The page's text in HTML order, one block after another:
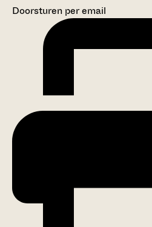
Doorsturen per email